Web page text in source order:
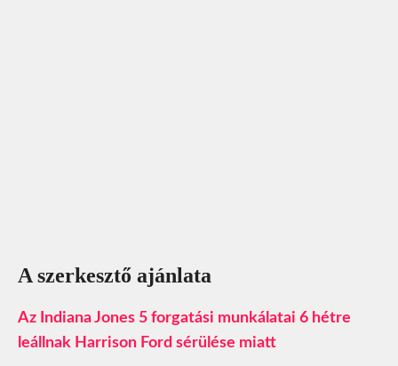
A szerkesztő ajánlata
Az Indiana Jones 5 forgatási munkálatai 6 hétre
leállnak Harrison Ford sérülése miatt